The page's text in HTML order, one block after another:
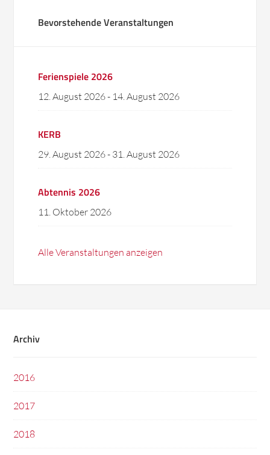
Bevorstehende Veranstaltungen
Ferienspiele 2026
12. August 2026- 14. August 2026
KERB
29. August 2026- 31. August 2026
Abtennis 2026
11. Oktober 2026
Alle Veranstaltungen anzeigen
Archiv
2016
2017
2018